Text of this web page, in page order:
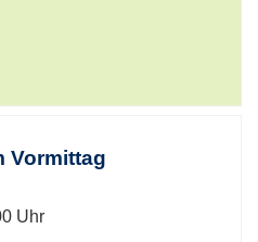
Vormittag
Uhr